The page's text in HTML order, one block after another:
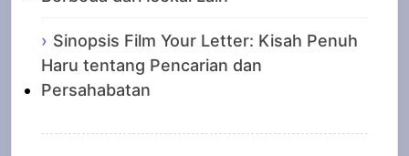
Sinopsis Film Your Letter: Kisah Penuh
Haru tentang Pencarian dan
Persahabatan